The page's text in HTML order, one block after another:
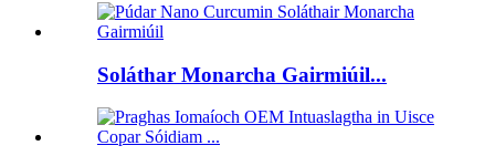
Soláthar Monarcha Gairmiúil...